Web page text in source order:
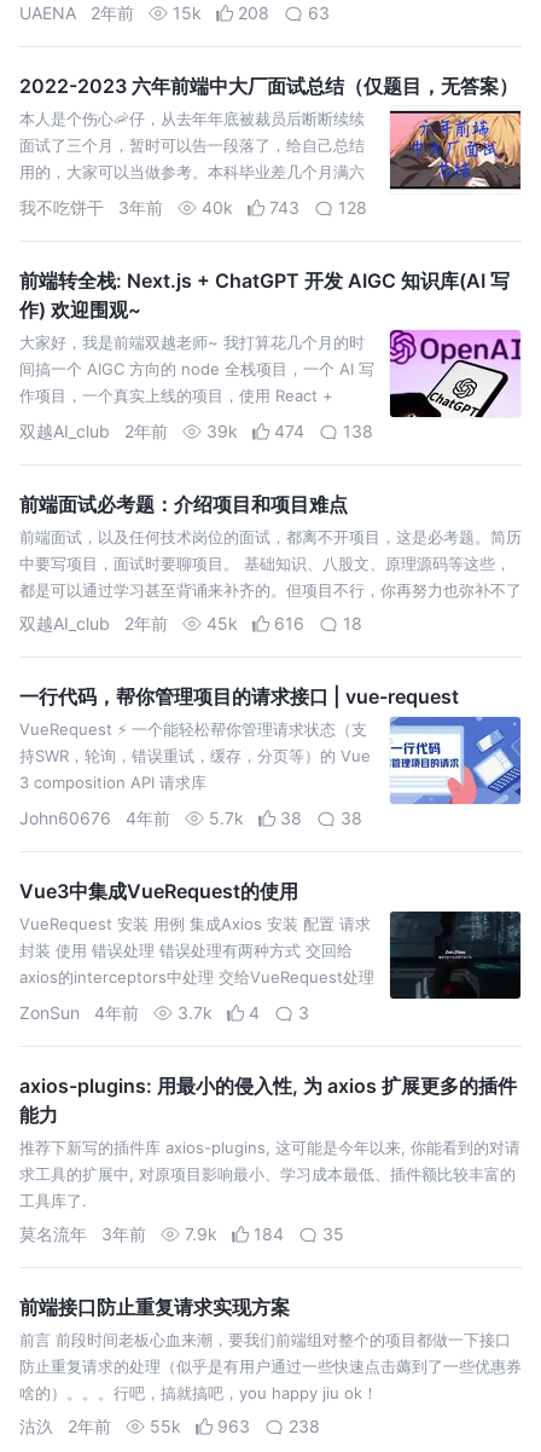
UAENA 2年前 15k 208 63
2022-2023 六年前端中大厂面试总结（仅题目，无答案）
本人是个伤心🦐仔，从去年年底被裁员后断断续续
面试了三个月，暂时可以告一段落了，给自己总结
用的，大家可以当做参考。本科毕业差几个月满六
年，但不代表六年平均水平，轻喷。
我不吃饼干 3年前 40k 743 128
前端转全栈: Next.js + ChatGPT 开发 AIGC 知识库(AI 写
作) 欢迎围观~
大家好，我是前端双越老师~ 我打算花几个月的时
间搞一个 AIGC 方向的 node 全栈项目，一个 AI 写
作项目，一个真实上线的项目，使用 React +
Next.js + ChatGPT …
双越AI_club 2年前 39k 474 138
前端面试必考题：介绍项目和项目难点
前端面试，以及任何技术岗位的面试，都离不开项目，这是必考题。简历
中要写项目，面试时要聊项目。 基础知识、八股文、原理源码等这些，
都是可以通过学习甚至背诵来补齐的。但项目不行，你再努力也弥补不了
双越AI_club 2年前 45k 616 18
一行代码，帮你管理项目的请求接口 | vue-request
VueRequest ⚡️ 一个能轻松帮你管理请求状态（支
持SWR，轮询，错误重试，缓存，分页等）的 Vue
3 composition API 请求库
John60676 4年前 5.7k 38 38
Vue3中集成VueRequest的使用
VueRequest 安装 用例 集成Axios 安装 配置 请求
封装 使用 错误处理 错误处理有两种方式 交回给
axios的interceptors中处理 交给VueRequest处理
(本文) 由
ZonSun 4年前 3.7k 4 3
axios-plugins: 用最小的侵入性, 为 axios 扩展更多的插件
能力
推荐下新写的插件库 axios-plugins, 这可能是今年以来, 你能看到的对请
求工具的扩展中, 对原项目影响最小、学习成本最低、插件额比较丰富的
工具库了.
莫名流年 3年前 7.9k 184 35
前端接口防止重复请求实现方案
前言 前段时间老板心血来潮，要我们前端组对整个的项目都做一下接口
防止重复请求的处理（似乎是有用户通过一些快速点击薅到了一些优惠券
啥的）。。。行吧，搞就搞吧，you happy jiu ok！
沽汣 2年前 55k 963 238